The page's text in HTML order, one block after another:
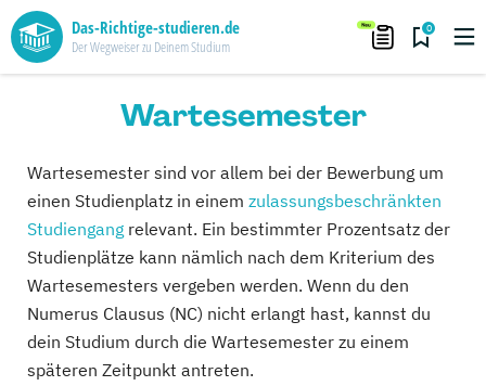
Das-Richtige-studieren.de
Der Wegweiser zu Deinem Studium
0
Wartesemester
Wartesemester sind vor allem bei der Bewerbung um
einen Studienplatz in einem zulassungsbeschränkten
Studiengang relevant. Ein bestimmter Prozentsatz der
Studienplätze kann nämlich nach dem Kriterium des
Wartesemesters vergeben werden. Wenn du den
Numerus Clausus (NC) nicht erlangt hast, kannst du
dein Studium durch die Wartesemester zu einem
späteren Zeitpunkt antreten.